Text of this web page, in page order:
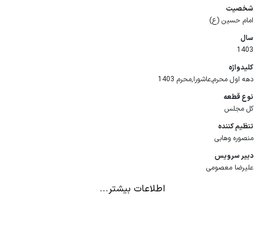
شخصیت
امام حسین (ع)
سال
1403
كلیدواژه
دهه اول محرم,عاشورا,محرم 1403
نوع قطعه
کل مجلس
تنظیم كننده
منصوره وهابی
دبیر سرویس
علیرضا معصومی
اطلاعات بیشتر...